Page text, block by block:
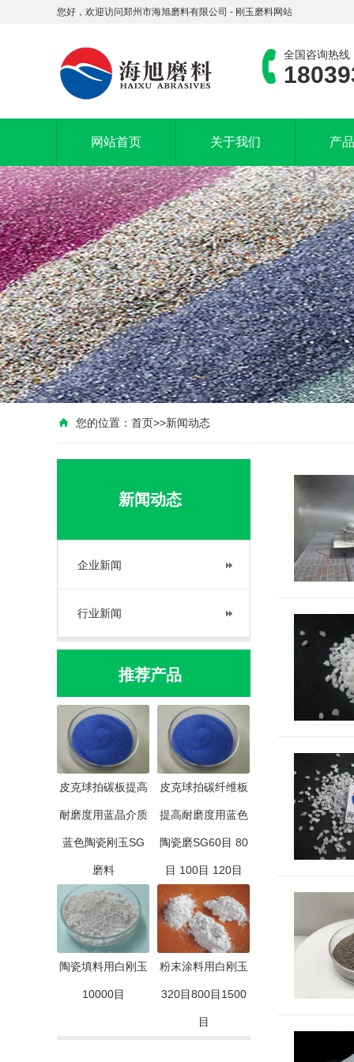
您好，欢迎访问郑州市海旭磨料有限公司 - 刚玉磨料网站
全国咨询热线
网站首页 关于我们 产
您的位置： 首页>>新闻动态
新闻动态
企业新闻
行业新闻
推荐产品
皮克球拍碳板提高
耐磨度用蓝晶介质
蓝色陶瓷刚玉SG
磨料
皮克球拍碳纤维板
提高耐磨度用蓝色
陶瓷磨SG60目 80
目 100目 120目
陶瓷填料用白刚玉
10000目
粉末涂料用白刚玉
320目800目1500
目